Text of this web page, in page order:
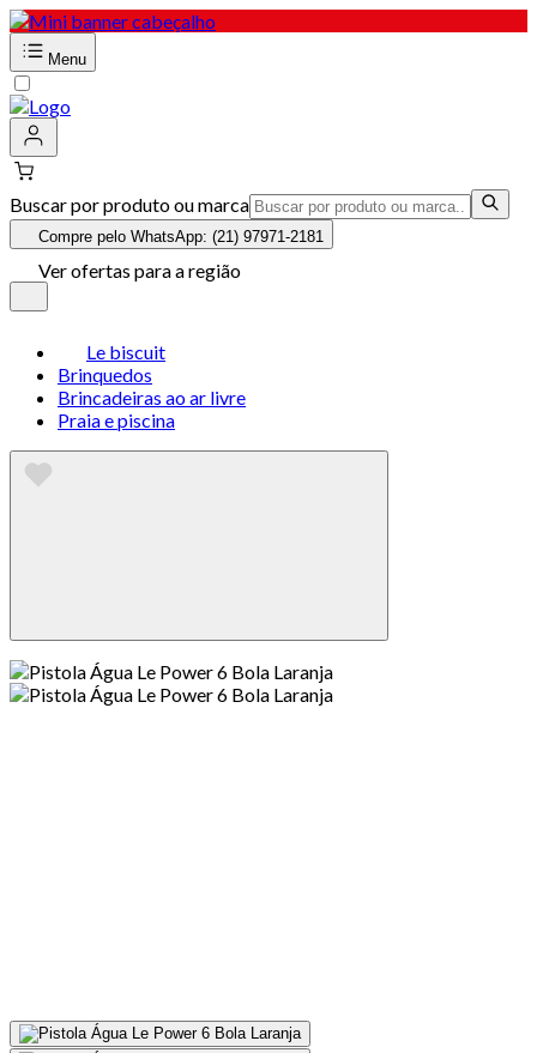
Menu
Buscar por produto ou marca
Compre pelo WhatsApp: (21) 97971-2181
Ver ofertas para a região
Le biscuit
Brinquedos
Brincadeiras ao ar livre
Praia e piscina